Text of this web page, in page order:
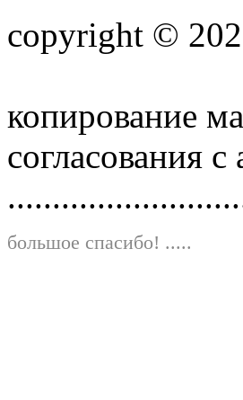
copyright ©
копирование
согласования с
большое спасибо! .....